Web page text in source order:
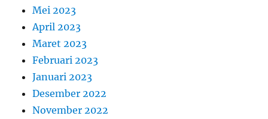
Mei 2023
April 2023
Maret 2023
Februari 2023
Januari 2023
Desember 2022
November 2022